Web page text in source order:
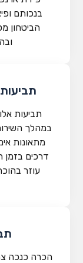
בנכותם
הביטחון
תביעות
במהלך
מתאונות
דרכים בזמן
עוזר
הכרה כנכה